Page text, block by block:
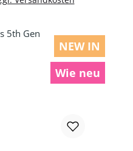
NEW IN
Wie neu